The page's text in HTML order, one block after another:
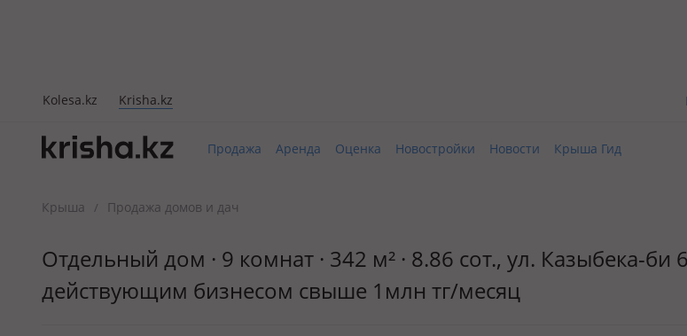
Kolesa.kz Krisha.kz
Продажа Аренда Оценка Новостройки Новости Крыша Гид
Крыша / Продажа домов и дач
Отдельный дом · 9 комнат · 342 м² · 8.86 сот., ул. Казыбека-би
действующим бизнесом свыше 1млн тг/месяц